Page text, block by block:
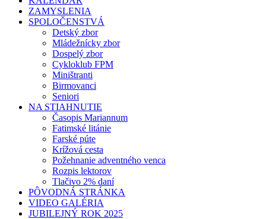
ZAMYSLENIA
SPOLOČENSTVÁ
Detský zbor
Mládežnícky zbor
Dospelý zbor
Cykloklub FPM
Miništranti
Birmovanci
Seniori
NA STIAHNUTIE
Časopis Mariannum
Fatimské litánie
Farské púte
Krížová cesta
Požehnanie adventného venca
Rozpis lektorov
Tlačivo 2% daní
PÔVODNÁ STRÁNKA
VIDEO GALÉRIA
JUBILEJNÝ ROK 2025